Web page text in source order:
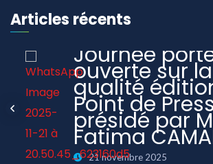
Articles récents
Journée
ouverte sur la
qualité
Point de
présidé par
Fatima
21 novembre 2025